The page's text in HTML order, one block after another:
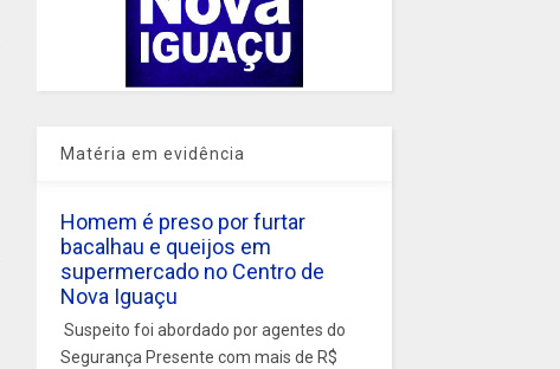
Matéria em evidência
Homem é preso por furtar
bacalhau e queijos em
supermercado no Centro de
Nova Iguaçu
Suspeito foi abordado por agentes do
Segurança Presente com mais de R$